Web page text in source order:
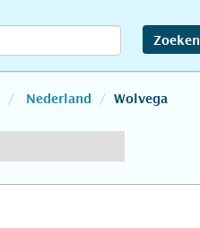
Zoeken
Nederland Wolvega